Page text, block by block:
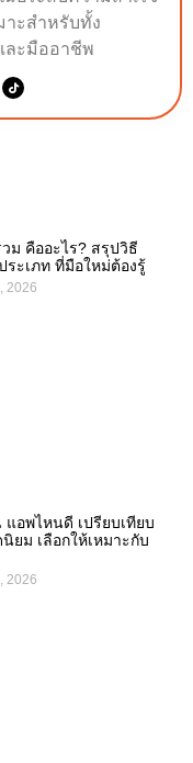
าะสำหรับทั้ง
ละมืออาชีพ
ม คืออะไร? สรุปวิธี
ระเภท ที่มือใหม่ต้องรู้
2026
แอพไหนดี เปรียบเทียบ
ยม เลือกให้เหมาะกับ
2026